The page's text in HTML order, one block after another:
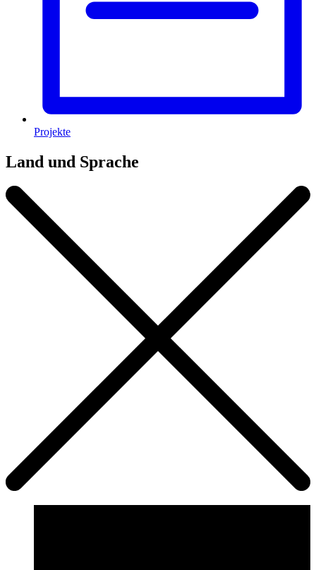
Projekte
Land und Sprache